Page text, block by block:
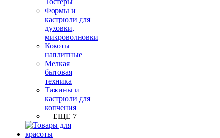
Тостеры
Формы и
кастрюли для
духовки,
микроволновки
Кокоты
наплитные
Мелкая
бытовая
техника
Тажины и
кастрюли для
копчения
+ ЕЩЕ 7